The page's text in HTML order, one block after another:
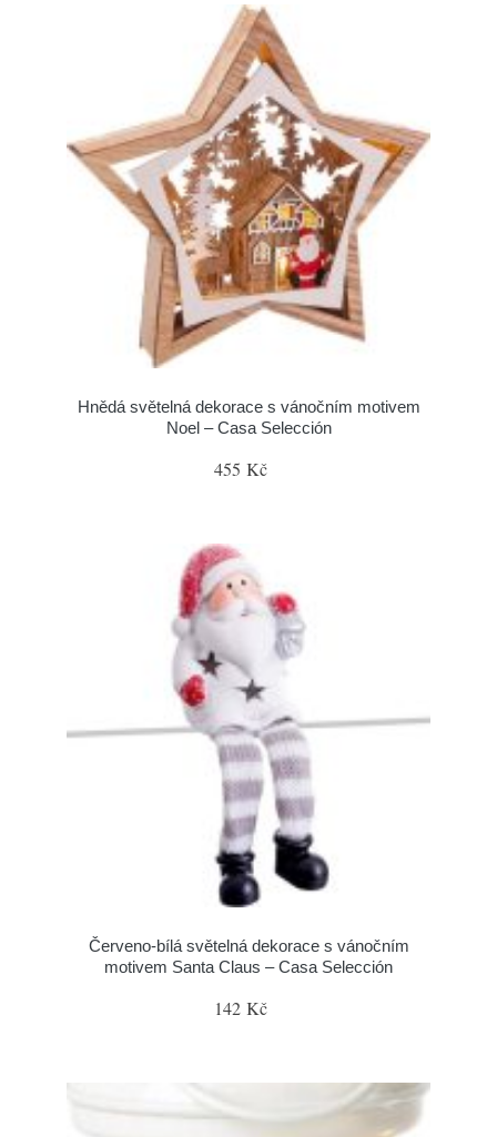
Hnědá světelná dekorace s vánočním motivem
Noel – Casa Selección
455 Kč
Červeno-bílá světelná dekorace s vánočním
motivem Santa Claus – Casa Selección
142 Kč